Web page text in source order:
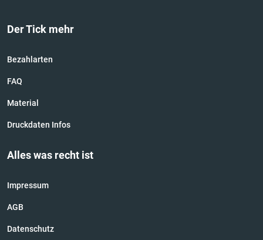
Der Tick mehr
Bezahlarten
FAQ
Material
Druckdaten Infos
Alles was recht ist
Impressum
AGB
Datenschutz